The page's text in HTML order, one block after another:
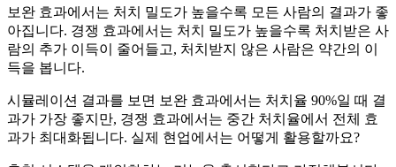
보완 효과에서는 처치 밀도가 높을수록 모든 사람의 결과가 좋
아집니다. 경쟁 효과에서는 처치 밀도가 높을수록 처치받은 사
람의 추가 이득이 줄어들고, 처치받지 않은 사람은 약간의 이
득을 봅니다.
시뮬레이션 결과를 보면 보완 효과에서는 처치율 90%일 때 결
과가 가장 좋지만, 경쟁 효과에서는 중간 처치율에서 전체 효
과가 최대화됩니다. 실제 현업에서는 어떻게 활용할까요?